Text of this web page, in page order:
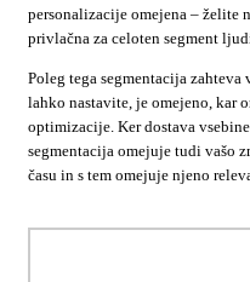
personalizacije omejena – želite
privlačna za celoten segment
Poleg tega segmentacija
lahko nastavite, je omejeno, kar
optimizacije. Ker dostava
segmentacija omejuje tudi vašo
času in s tem omejuje njeno